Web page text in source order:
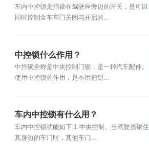
车内中控锁是指设在驾驶座旁边的开关，是可以
同时控制全车车门关闭与开启的...
中控锁什么作用？
中控锁全称是中央控制门锁，是一种汽车配件。
使用中控锁的作用，是不用把钥...
车内中控锁有什么用？
车内中控锁功能如下:1.中央控制。当驾驶员锁住
其身边的车门时，其他车门...